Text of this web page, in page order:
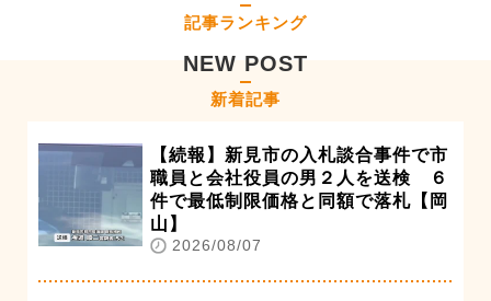
記事ランキング
NEW POST
新着記事
【続報】新見市の入札談合事件で市
職員と会社役員の男２人を送検 ６
件で最低制限価格と同額で落札【岡
山】
2026/08/07